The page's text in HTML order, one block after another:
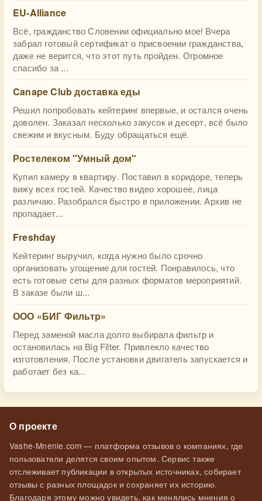
EU-Alliance
Всё, гражданство Словении официально мое! Вчера
забрал готовый сертификат о присвоении гражданства,
даже не верится, что этот путь пройден. Огромное
спасибо за ...
Canape Club доставка еды
Решил попробовать кейтеринг впервые, и остался очень
доволен. Заказал несколько закусок и десерт, всё было
свежим и вкусным. Буду обращаться ещё.
Ростелеком "Умный дом"
Купил камеру в квартиру. Поставил в коридоре, теперь
вижу всех гостей. Качество видео хорошее, лица
различаю. Разобрался быстро в приложении. Архив не
пропадает...
Freshday
Кейтеринг выручил, когда нужно было срочно
организовать угощение для гостей. Понравилось, что
есть готовые сеты для разных форматов мероприятий.
В заказе были ш...
ООО «БИГ Фильтр»
Перед заменой масла долго выбирала фильтр и
остановилась на Big Filter. Привлекло качество
изготовления. После установки двигатель запускается и
работает без ка...
О проекте
Vashe-Mnenie.com — платформа отзывов о компаниях, где
пользователи делятся своим опытом. Сервис также
отслеживает публикации в открытых источниках, собирает
отзывы с разных площадок и сохраняет их историю.
Благодаря этому можно увидеть, как менялись мнения о